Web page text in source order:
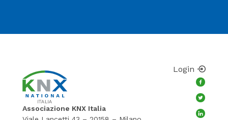
Associazione KNX Italia
Login